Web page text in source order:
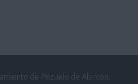
de Pozuelo de Alarcón.